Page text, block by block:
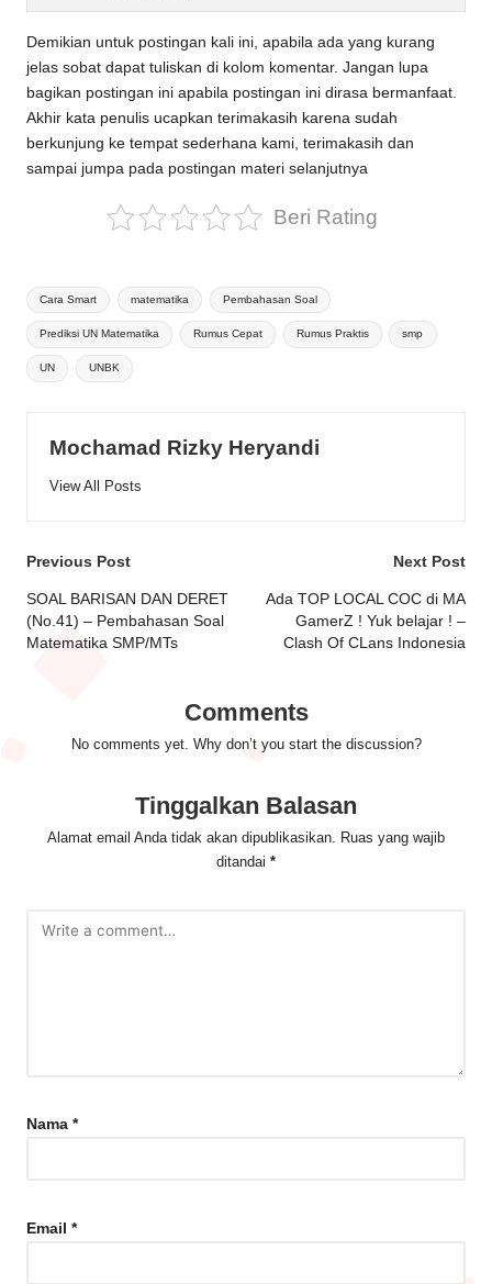
Demikian untuk postingan kali ini, apabila ada yang kurang
jelas sobat dapat tuliskan di kolom komentar. Jangan lupa
bagikan postingan ini apabila postingan ini dirasa bermanfaat.
Akhir kata penulis ucapkan terimakasih karena sudah
berkunjung ke tempat sederhana kami, terimakasih dan
sampai jumpa pada postingan materi selanjutnya
Beri Rating
Tags:
Cara Smart matematika Pembahasan Soal
Prediksi UN Matematika Rumus Cepat Rumus Praktis smp
UN UNBK
Mochamad Rizky Heryandi
View All Posts
Post
navigation
Previous Post
SOAL BARISAN DAN DERET
(No.41) – Pembahasan Soal
Matematika SMP/MTs
Next Post
Ada TOP LOCAL COC di MA
GamerZ ! Yuk belajar ! –
Clash Of CLans Indonesia
Comments
No comments yet. Why don’t you start the discussion?
Tinggalkan Balasan
Alamat email Anda tidak akan dipublikasikan.
Ruas yang wajib
ditandai *
Nama *
Email *